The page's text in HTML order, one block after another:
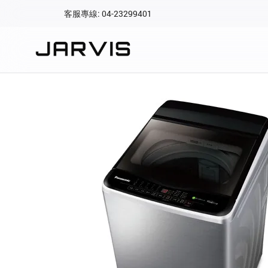
客服專線: 04-23299401
Aqara 智慧
智能門鎖
Matter 智慧
精品家電
會員帳號
密碼